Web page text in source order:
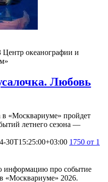
Центр океанографии и
Любовь
в «Москвариуме» пройдет
летнего сезона —
30T15:25:00+03:00 1750 от 1
информацию про событие
«Москвариуме» 2026.